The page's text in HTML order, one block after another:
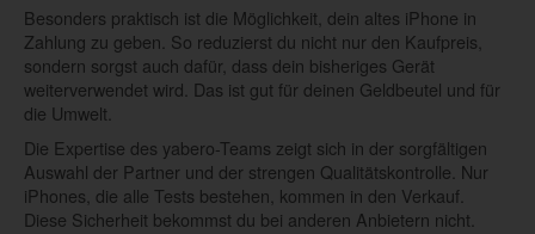
Besonders praktisch ist die Möglichkeit, dein altes iPhone in
Zahlung zu geben. So reduzierst du nicht nur den Kaufpreis,
sondern sorgst auch dafür, dass dein bisheriges Gerät
weiterverwendet wird. Das ist gut für deinen Geldbeutel und für
die Umwelt.
Die Expertise des yabero-Teams zeigt sich in der sorgfältigen
Auswahl der Partner und der strengen Qualitätskontrolle. Nur
iPhones, die alle Tests bestehen, kommen in den Verkauf.
Diese Sicherheit bekommst du bei anderen Anbietern nicht.